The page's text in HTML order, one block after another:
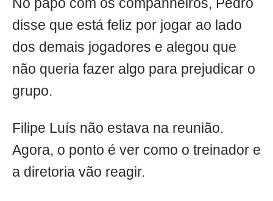
No papo com os companheiros, Pedro
disse que está feliz por jogar ao lado
dos demais jogadores e alegou que
não queria fazer algo para prejudicar o
grupo.
Filipe Luís não estava na reunião.
Agora, o ponto é ver como o treinador e
a diretoria vão reagir.